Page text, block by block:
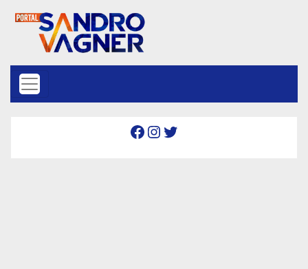
Facebook Instagram Twitter